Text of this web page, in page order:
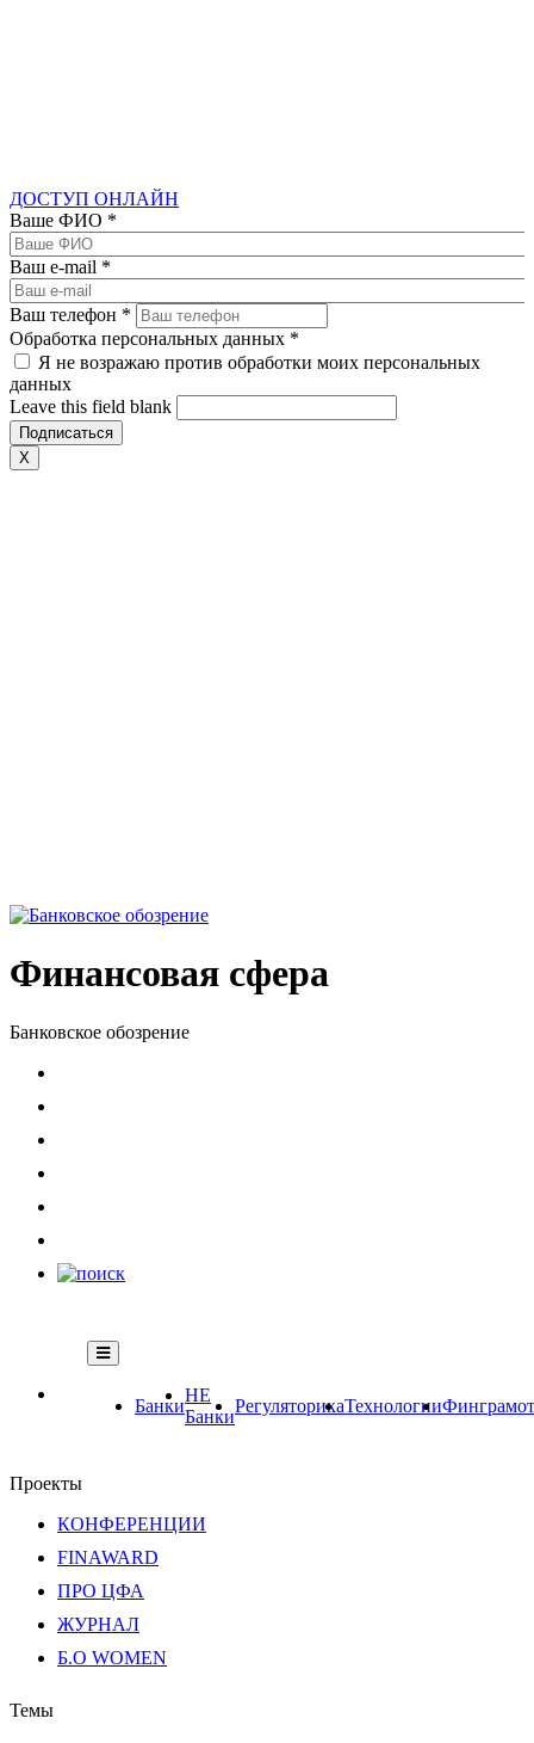
ДОСТУП ОНЛАЙН
Ваше ФИО *
Ваш e-mail *
Ваш телефон *
Обработка персональных данных *
Я не возражаю против обработки моих персональных
данных
Leave this field blank
X
Финансовая сфера
Банковское обозрение
Банки
НЕ
Банки
РегуляторикаТехнологии
Проекты
КОНФЕРЕНЦИИ
FINAWARD
ПРО ЦФА
ЖУРНАЛ
Б.О WOMEN
Темы